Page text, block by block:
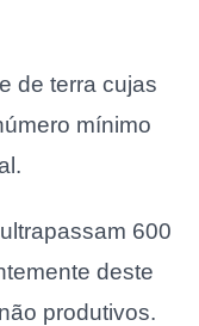
de terra cujas
mínimo
600
deste
produtivos.